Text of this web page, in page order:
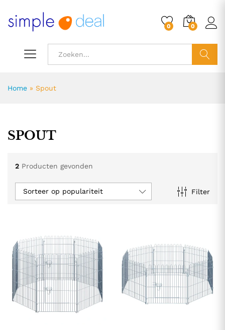
0 0
Home » Spout
SPOUT
2 Producten gevonden
Filter
Sorteer op populariteit